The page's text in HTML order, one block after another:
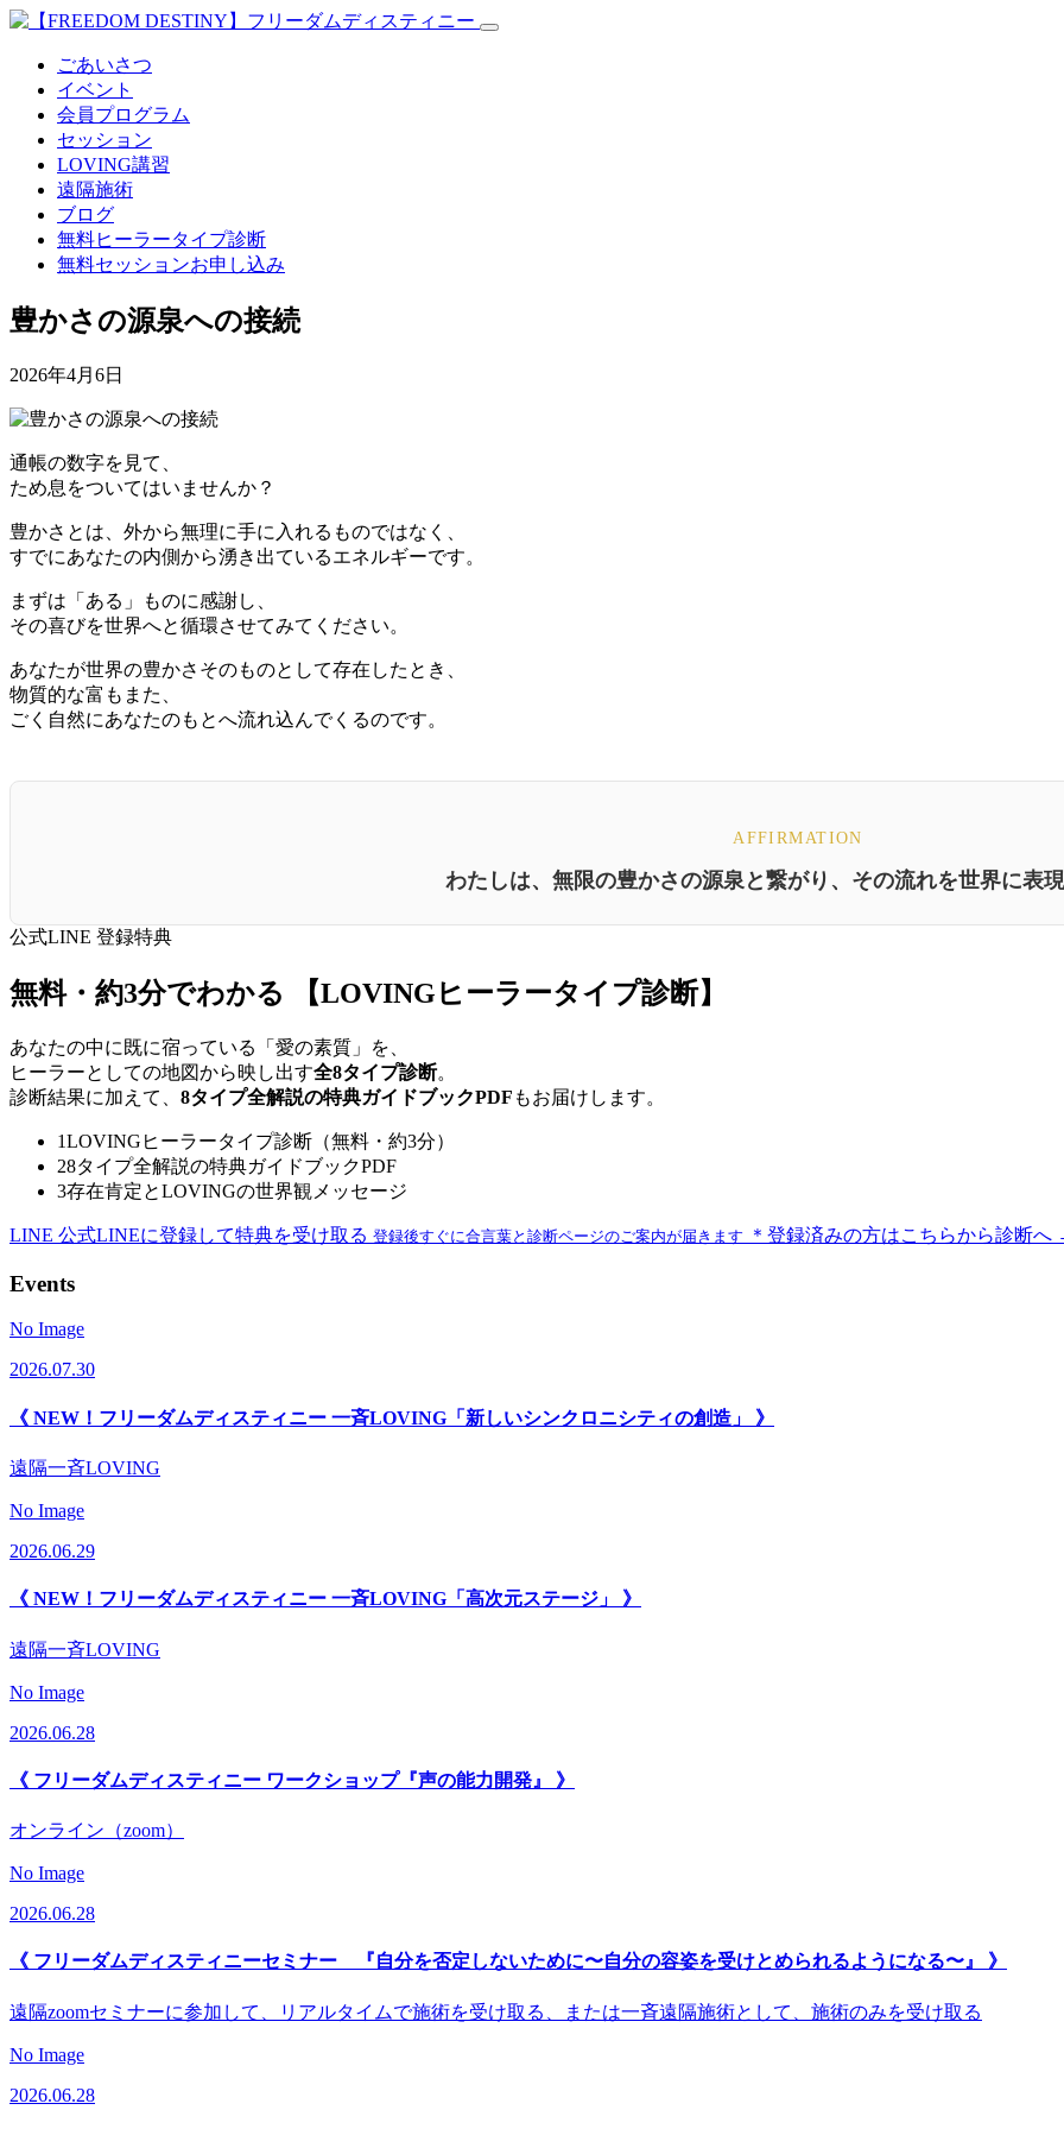
ごあいさつ
イベント
会員プログラム
セッション
LOVING講習
遠隔施術
ブログ
無料ヒーラータイプ診断
無料セッションお申し込み
豊かさの源泉への接続
2026年4月6日
通帳の数字を見て、
ため息をついてはいませんか？
豊かさとは、外から無理に手に入れるものではなく、
すでにあなたの内側から湧き出ているエネルギーです。
まずは「ある」ものに感謝し、
その喜びを世界へと循環させてみてください。
あなたが世界の豊かさそのものとして存在したとき、
物質的な富もまた、
ごく自然にあなたのもとへ流れ込んでくるのです。
AFFIRMATION
わたしは、無限の豊かさの源泉と繋がり、その流れを世界に表現
公式LINE 登録特典
無料・約3分でわかる 【LOVINGヒーラータイプ診断】
あなたの中に既に宿っている「愛の素質」を、
ヒーラーとしての地図から映し出す全8タイプ診断。
診断結果に加えて、 8タイプ全解説の特典ガイドブックPDF もお届けします。
1LOVINGヒーラータイプ診断（無料・約3分）
28タイプ全解説の特典ガイドブックPDF
3存在肯定とLOVINGの世界観メッセージ
LINE 公式LINEに登録して特典を受け取る 登録後すぐに合言葉と診断ページのご案内が届きます ＊登録済みの方はこちらから診断へ
Events
No Image
2026.07.30
《 NEW！フリーダムディスティニー 一斉LOVING「新しいシンクロニシティの創造」 》
遠隔一斉LOVING
No Image
2026.06.29
《 NEW！フリーダムディスティニー 一斉LOVING「高次元ステージ」 》
遠隔一斉LOVING
No Image
2026.06.28
《 フリーダムディスティニー ワークショップ『声の能力開発』 》
オンライン（zoom）
No Image
2026.06.28
《 フリーダムディスティニーセミナー 『自分を否定しないために〜自分の容姿を受けとめられるようになる〜』 》
遠隔zoomセミナーに参加して、リアルタイムで施術を受け取る、または一斉遠隔施術として、施術のみを受け取る
No Image
2026.06.28